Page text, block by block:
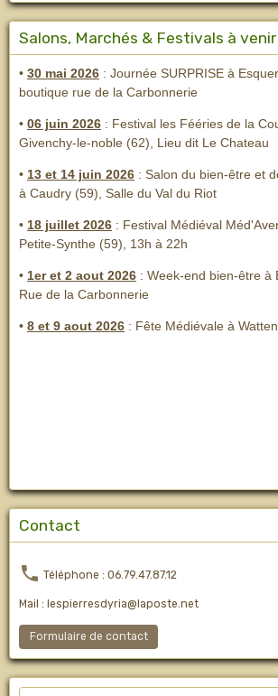
Salons, Marchés & Festivals à venir
• 30 mai 2026 : Journée SURPRISE à
boutique rue de la Carbonnerie
• 06 juin 2026 : Festival les Fééries de la
Givenchy-le-noble (62), Lieu dit Le Chateau
• 13 et 14 juin 2026 : Salon du bien-être et
à Caudry (59), Salle du Val du Riot
• 18 juillet 2026 : Festival Médiéval
Petite-Synthe (59), 13h à 22h
• 1er et 2 aout 2026 : Week-end bien-être à
Rue de la Carbonnerie
• 8 et 9 aout 2026 : Fête Médiévale à
Contact
Téléphone : 06.79.47.87.12
Mail : lespierresdyria@laposte.net
Formulaire de contact